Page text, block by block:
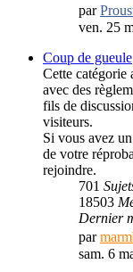
par
ven. 25
Coup de gueule
Cette catégorie
avec des
fils de
visiteurs.
Si vous avez
de votre
rejoindre.
701
18503
Dernier
par
sam. 6